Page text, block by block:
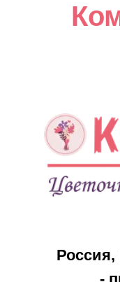
- Луговое, ул.
- с. Дальнее,
Праздники
8 марта